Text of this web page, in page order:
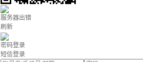
服务器出错
刷新
密码登录
短信登录